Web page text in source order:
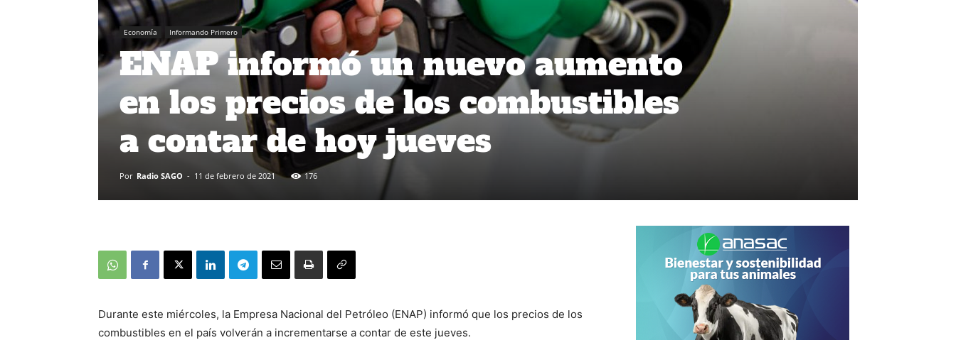
Economía Informando Primero
ENAP informó un nuevo aumento
en los precios de los combustibles
a contar de hoy jueves
Por Radio SAGO - 11 de febrero de 2021 176
Durante este miércoles, la Empresa Nacional del Petróleo (ENAP) informó que los precios de los
combustibles en el país volverán a incrementarse a contar de este jueves.